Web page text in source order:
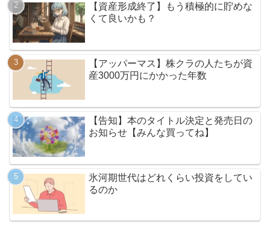
【資産形成終了】もう積極的に貯めな
くて良いかも？
【アッパーマス】株クラの人たちが資
産3000万円にかかった年数
【告知】本のタイトル決定と発売日の
お知らせ【みんな買ってね】
氷河期世代はどれくらい投資をしてい
るのか